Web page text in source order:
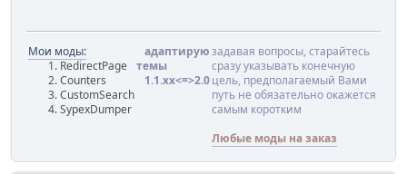
Мои моды:
RedirectPage
Counters
CustomSearch
SypexDumper
адаптирую
темы
1.1.хx<=>2.0
задавая вопросы, старайтесь
сразу указывать конечную
цель, предполагаемый Вами
путь не обязательно окажется
самым коротким
Любые моды на заказ